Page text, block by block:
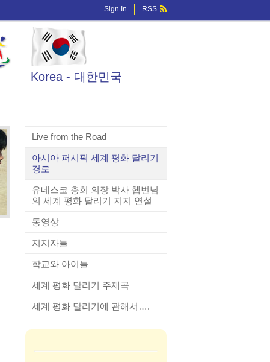
RSS
Sign In
Korea - 대한민국
Live from the Road
아시아 퍼시픽 세계 평화 달리기
경로
유네스코 총회 의장 박사 헵번님
의 세계 평화 달리기 지지 연설
동영상
지지자들
학교와 아이들
세계 평화 달리기 주제곡
세계 평화 달리기에 관해서….